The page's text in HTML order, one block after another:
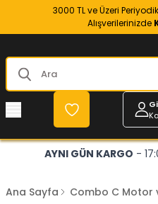
3000 TL ve Üzeri
Alışverilerinizde
AYNI GÜN KARGO -
Ana Sayfa Combo C Motor